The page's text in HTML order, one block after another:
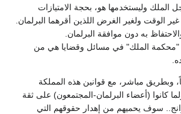
الملك وليستخدمها هو، بحجة الامتيازات
الوقت ولغير الغرض اللذين أقرهما البرلمان.
"محكمة الملك" في مسائل وقضايا هي من
وبطريق مباشر، مع قوانين هذه المملكة
كانوا (أعضاء البرلمان-المجتمعون) على ثقة
سوف يحميهم من إهدار حقوقهم التي